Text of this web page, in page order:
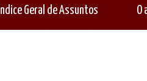
Índice Geral de Assuntos O